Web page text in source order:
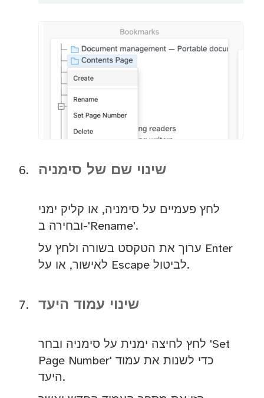
שינוי שם של סימניה
לחץ פעמיים על סימניה, או קליק ימני
ובחירה ב-'Rename'.
ערוך את הטקסט בשורה ולחץ על Enter
לאישור, או על Escape לביטול.
שינוי עמוד היעד
לחץ לחיצה ימנית על סימניה ובחר 'Set
Page Number' כדי לשנות את עמוד
היעד.